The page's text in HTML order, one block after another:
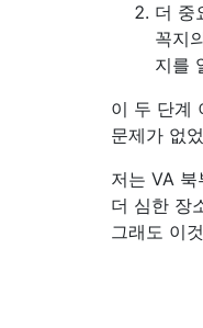
더 중
꼭지
지를
이 두 단계
문제가 없
저는 VA
더 심한 장
그래도 이